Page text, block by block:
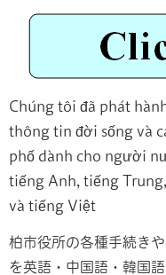
Chúng tôi đã phát
thông tin đời sống và
phố dành cho người
tiếng Anh, tiếng
và tiếng Việt
柏市役所の各種手続き
を英語・中国語・韓国